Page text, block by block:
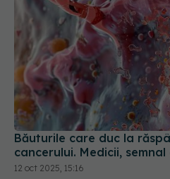
Băuturile care duc la
cancerului. Medicii,
12 oct 2025, 15:16